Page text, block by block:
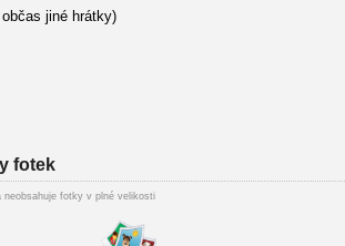
jiné hrátky)
fotek
neobsahuje fotky v plné velikosti